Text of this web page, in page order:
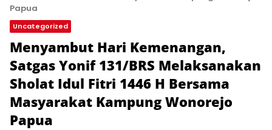
Papua
Uncategorized
Menyambut Hari Kemenangan,
Satgas Yonif 131/BRS Melaksanakan
Sholat Idul Fitri 1446 H Bersama
Masyarakat Kampung Wonorejo
Papua